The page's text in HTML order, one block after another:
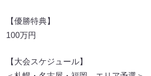
【優勝特典】
100万円
【大会スケジュール】